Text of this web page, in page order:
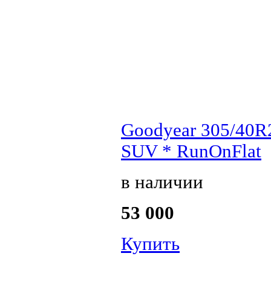
Goodyear 305/
SUV * RunOnFlat
в наличии
53 000
Купить